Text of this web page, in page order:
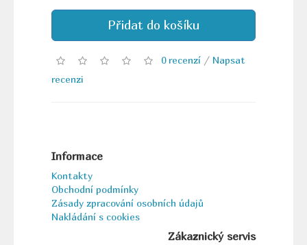
Přidat do košíku
0 recenzí/ Napsat
recenzi
Informace
Kontakty
Obchodní podmínky
Zásady zpracování osobních údajů
Nakládání s cookies
Zákaznický servis